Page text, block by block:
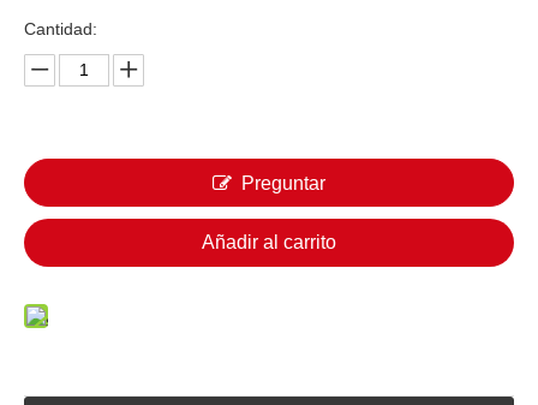
Cantidad:
Preguntar
Añadir al carrito